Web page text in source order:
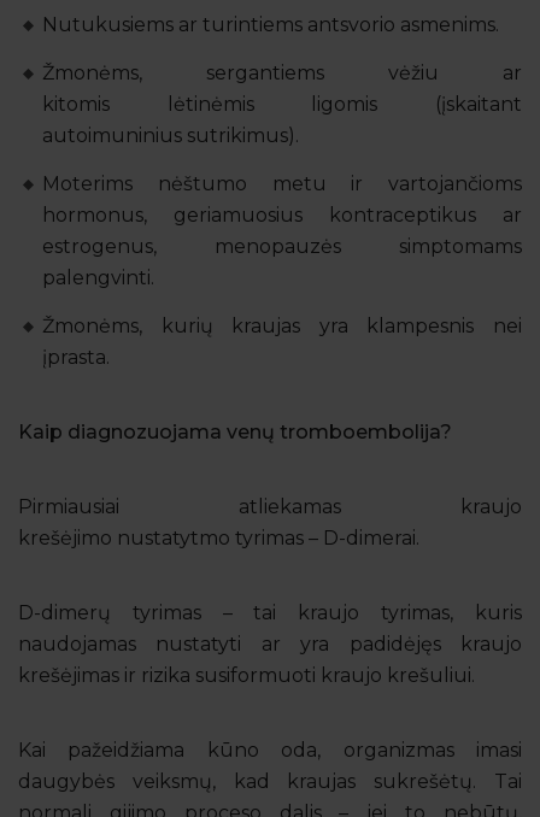
Nutukusiems ar turintiems antsvorio asmenims.
Žmonėms, sergantiems vėžiu ar
kitomis lėtinėmis ligomis (įskaitant
autoimuninius sutrikimus).
Moterims nėštumo metu ir vartojančioms
hormonus, geriamuosius kontraceptikus ar
estrogenus, menopauzės simptomams
palengvinti.
Žmonėms, kurių kraujas yra klampesnis nei
įprasta.
Kaip diagnozuojama venų tromboembolija?
Pirmiausiai atliekamas kraujo
krešėjimo nustatytmo tyrimas – D-dimerai.
D-dimerų tyrimas – tai kraujo tyrimas, kuris
naudojamas nustatyti ar yra padidėjęs kraujo
krešėjimas ir rizika susiformuoti kraujo krešuliui.
Kai pažeidžiama kūno oda, organizmas imasi
daugybės veiksmų, kad kraujas sukrešėtų. Tai
normali gijimo proceso dalis – jei to nebūtų,